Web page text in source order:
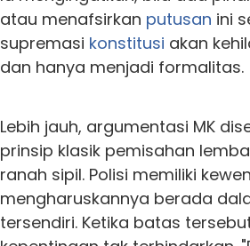
atau menafsirkan putusan ini
supremasi konstitusi akan
dan hanya menjadi formalitas.
Lebih jauh, argumentasi MK
prinsip klasik pemisahan
ranah sipil. Polisi memiliki
mengharuskannya berada
tersendiri. Ketika batas